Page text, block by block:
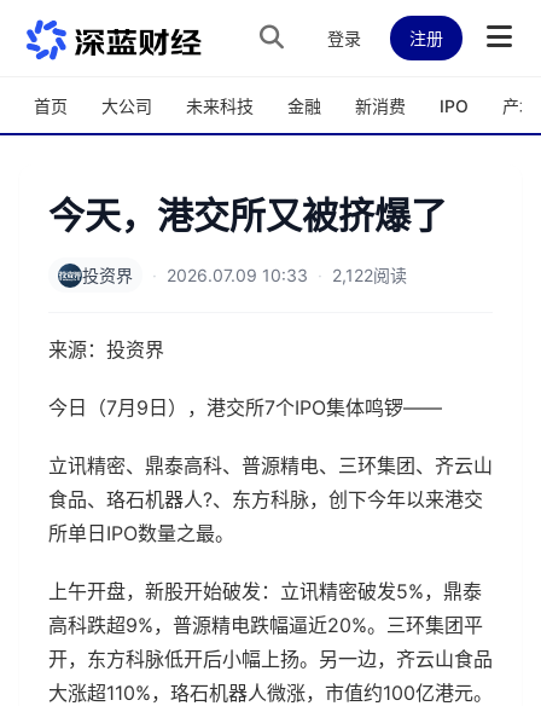
跳转到主内容
登录 注册
首页 大公司 未来科技 金融 新消费 IPO 产城
今天，港交所又被挤爆了
投资界 · 2026.07.09 10:33 · 2,122阅读
来源：投资界
今日（7月9日），港交所7个IPO集体鸣锣——
立讯精密、鼎泰高科、普源精电、三环集团、齐云山
食品、珞石机器人?、东方科脉，创下今年以来港交
所单日IPO数量之最。
上午开盘，新股开始破发：立讯精密破发5%，鼎泰
高科跌超9%，普源精电跌幅逼近20%。三环集团平
开，东方科脉低开后小幅上扬。另一边，齐云山食品
大涨超110%，珞石机器人微涨，市值约100亿港元。